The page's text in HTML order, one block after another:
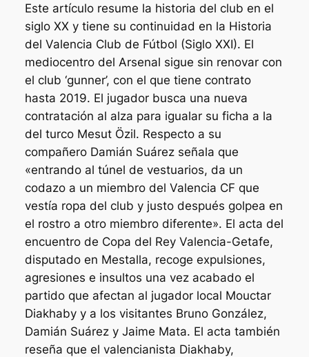
Este artículo resume la historia del club en el
siglo XX y tiene su continuidad en la Historia
del Valencia Club de Fútbol (Siglo XXI). El
mediocentro del Arsenal sigue sin renovar con
el club ‘gunner’, con el que tiene contrato
hasta 2019. El jugador busca una nueva
contratación al alza para igualar su ficha a la
del turco Mesut Özil. Respecto a su
compañero Damián Suárez señala que
«entrando al túnel de vestuarios, da un
codazo a un miembro del Valencia CF que
vestía ropa del club y justo después golpea en
el rostro a otro miembro diferente». El acta del
encuentro de Copa del Rey Valencia-Getafe,
disputado en Mestalla, recoge expulsiones,
agresiones e insultos una vez acabado el
partido que afectan al jugador local Mouctar
Diakhaby y a los visitantes Bruno González,
Damián Suárez y Jaime Mata. El acta también
reseña que el valencianista Diakhaby,